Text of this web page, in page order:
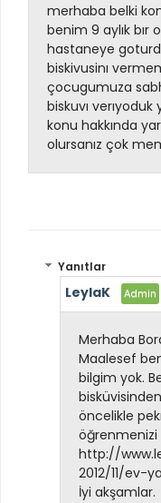
merhaba belki
benim 9 aylık
hastaneye
biskivusinı
çocugumuza
biskuvı verıyoduk
konu hakkında
olursanız çok
Yanıtlar
LeylaK
Merhaba
Maalesef
bilgim yok.
öncelikle
http://
2012/11/ev-
İyi akşamlar.